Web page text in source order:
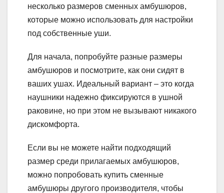
несколько размеров сменных амбушюров,
которые можно использовать для настройки
под собственные уши.
Для начала, попробуйте разные размеры
амбушюров и посмотрите, как они сидят в
ваших ушах. Идеальный вариант – это когда
наушники надежно фиксируются в ушной
раковине, но при этом не вызывают никакого
дискомфорта.
Если вы не можете найти подходящий
размер среди прилагаемых амбушюров,
можно попробовать купить сменные
амбушюры другого производителя, чтобы